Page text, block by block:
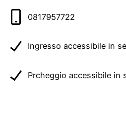
0817957722
Ingresso accessibile in
Prcheggio accessibile in